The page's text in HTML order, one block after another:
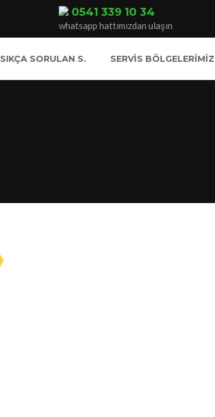
0541 339 10 34
whatsapp hattımızdan ulaşın
SIKÇA SORULAN S. SERVIS BÖLGELERIMIZ